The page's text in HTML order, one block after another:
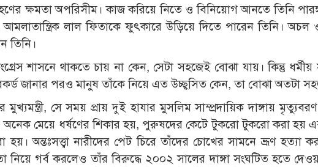
আরও
আরও
গ্রহণের ক্ষমতা অপরিসীম। কাজ করিয়ে নিতে ও বিনিয়োগ আনতে তিনি
আমলাতান্ত্রিক লাল ফিতাকে ফুৎকারে উড়িয়ে দিতে পারেন তিনি। অচল
তিনি।
শাসনে থাকতে চায় না কেন, সেটা সহজেই বোঝা যায়। কিন্তু ধর্মীয়
জানার পরও মানুষ তাঁকে নিয়ে এত উচ্ছ্বসিত কেন, তা বোঝা অতটা
সে সময় প্রায় দুই হাযার মুসলিম সাম্প্রদায়িক দাঙ্গায়
অনেক মেয়ে ধর্ষণের শিকার হয়, পুরুষদের কেটে টুকরো টুকরো করা হয়
হয়। অন্তঃসত্ত্বা নারীদের পেট চিরে তাঁদের চোখের সামনে ভ্রূণ হত্যা
নিয়ে গর্ব করলেও তাঁর বিরুদ্ধে ২০০২ সালের দাঙ্গা সংঘটিত হতে